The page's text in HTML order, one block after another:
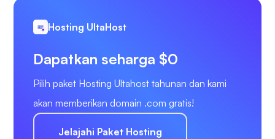
Hosting UltaHost
Dapatkan seharga $0
Pilih paket Hosting Ultahost tahunan dan kami
akan memberikan domain .com gratis!
Jelajahi Paket Hosting